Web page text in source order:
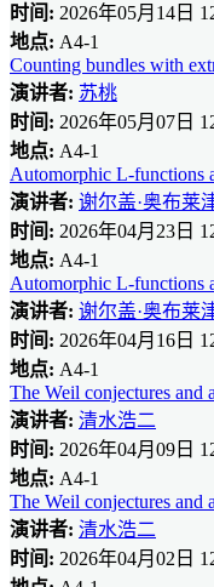
时间: 2026年05月14日
地点: A4-1
Counting bundles with
演讲者: 苏桃
时间: 2026年05月07日
地点: A4-1
Automorphic L-functions
演讲者: 谢尔盖·奥布莱
时间: 2026年04月23日
地点: A4-1
Automorphic L-functions
演讲者: 谢尔盖·奥布莱
时间: 2026年04月16日
地点: A4-1
The Weil conjectures and
演讲者: 清水浩二
时间: 2026年04月09日
地点: A4-1
The Weil conjectures and
演讲者: 清水浩二
时间: 2026年04月02日